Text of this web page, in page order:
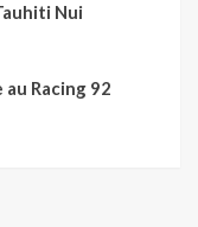
Nui
au Racing 92